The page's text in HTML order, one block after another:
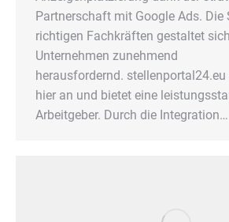
Partnerschaft mit Google Ads. Die
richtigen Fachkräften gestaltet
Unternehmen zunehmend
herausfordernd.
hier an und bietet eine
Arbeitgeber. Durch die Integration…